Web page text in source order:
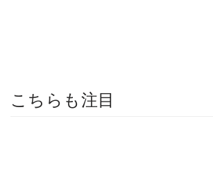
こちらも注目